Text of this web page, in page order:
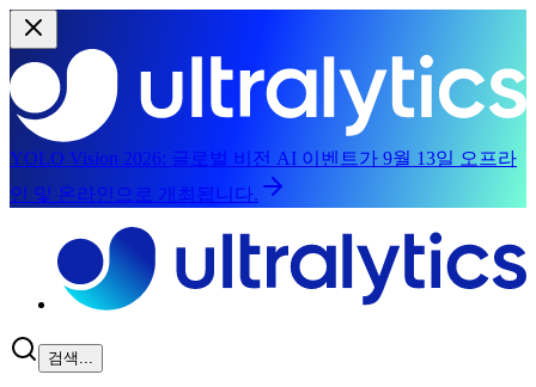
YOLO Vision 2026: 글로벌 비전 AI 이벤트가 9월 13일 오프라
인 및 온라인으로 개최됩니다.
검색...